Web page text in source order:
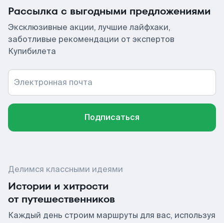
Рассылка с выгодными предложениями
Эксклюзивные акции, лучшие лайфхаки,
заботливые рекомендации от экспертов
Купибилета
Электронная почта
Подписаться
Делимся классными идеями
Истории и хитрости
от путешественников
Каждый день строим маршруты для вас, используя